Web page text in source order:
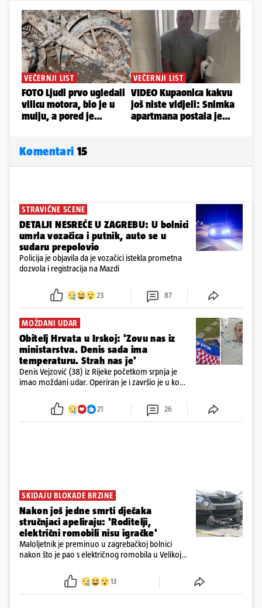
Komentari 15
STRAVIČNE SCENE
DETALJI NESREĆE U ZAGREBU: U bolnici
umrla vozačica i putnik, auto se u
sudaru prepolovio
Policija je objavila da je vozačici istekla prometna
dozvola i registracija na Mazdi
23 87
MOŽDANI UDAR
Obitelj Hrvata u Irskoj: 'Zovu nas iz
ministarstva. Denis sada ima
temperaturu. Strah nas je'
Denis Vejzović (38) iz Rijeke početkom srpnja je
imao moždani udar. Operiran je i završio je u komi.
tamošnji liječnici ne vjeruju u oporavak: 'Imamo
21 26
SKIDAJU BLOKADE BRZINE
Nakon još jedne smrti dječaka
stručnjaci apeliraju: 'Roditelji,
električni romobili nisu igračke'
Maloljetnik je preminuo u zagrebačkoj bolnici
nakon što je pao s električnog romobila u Velikoj
13